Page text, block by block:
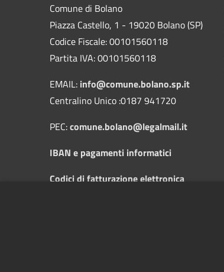
Comune di Bolano
Piazza Castello, 1 - 19020 Bolano (SP)
Codice Fiscale: 00101560118
Partita IVA: 00101560118
EMAIL: info@comune.bolano.sp.it
Centralino Unico :0187 941720
PEC:comune.bolano@legalmail.it
IBAN e pagamenti informatici
Codici di fatturazione elettronica